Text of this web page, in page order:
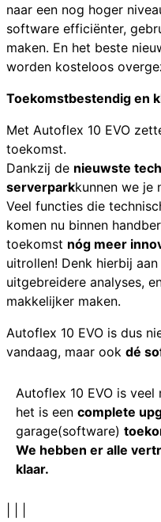
naar een nog hoger
software efficiënter,
maken. En het beste
worden kosteloos
Toekomstbestendig en
Met Autoflex 10 EVO
toekomst.
Dankzij de nieuwste
serverparkkunnen we je
Veel functies die
komen nu binnen
toekomst nóg meer
uitrollen! Denk hierbij
uitgebreidere analyses,
makkelijker maken.
Autoflex 10 EVO is dus
vandaag, maar ook dé
Autoflex 10 EVO is
het is een complete
garage(software)
We hebben er alle
klaar.